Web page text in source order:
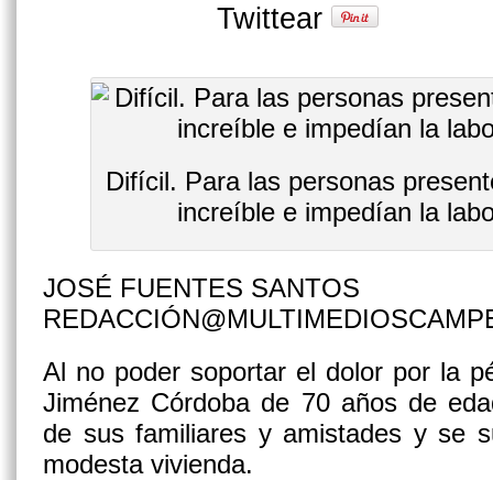
Twittear
Difícil. Para las personas
increíble e impedían la
JOSÉ FUENTES SANTOS
Al no poder soportar el dolor por la
Jiménez Córdoba de 70 años de
de sus familiares y amistades y se
modesta vivienda.